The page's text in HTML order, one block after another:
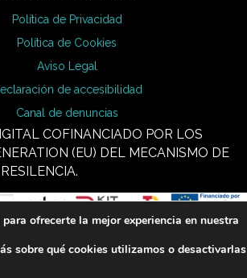
Política de Privacidad
Política de Cookies
Aviso Legal
de accesibilidad
Canal de denuncias
COFINANCIADO POR LOS
(EU) DEL MECANISMO DE
ofrecerte la mejor experiencia en nuestra
sobre qué cookies utilizamos o desactivarlas